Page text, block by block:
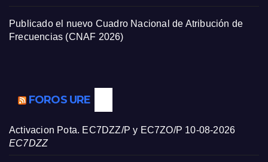
Publicado el nuevo Cuadro Nacional de Atribución de
Frecuencias (CNAF 2026)
FOROS URE
Activacion Pota. EC7DZZ/P y EC7ZO/P 10-08-2026
EC7DZZ